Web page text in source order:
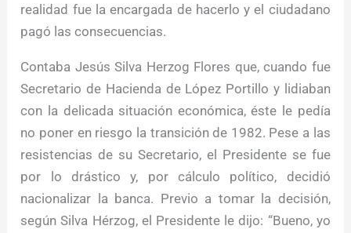
realidad fue la encargada de hacerlo y el ciudadano
pagó las consecuencias.
Contaba Jesús Silva Herzog Flores que, cuando fue
Secretario de Hacienda de López Portillo y lidiaban
con la delicada situación económica, éste le pedía
no poner en riesgo la transición de 1982. Pese a las
resistencias de su Secretario, el Presidente se fue
por lo drástico y, por cálculo político, decidió
nacionalizar la banca. Previo a tomar la decisión,
según Silva Hérzog, el Presidente le dijo: “Bueno, yo